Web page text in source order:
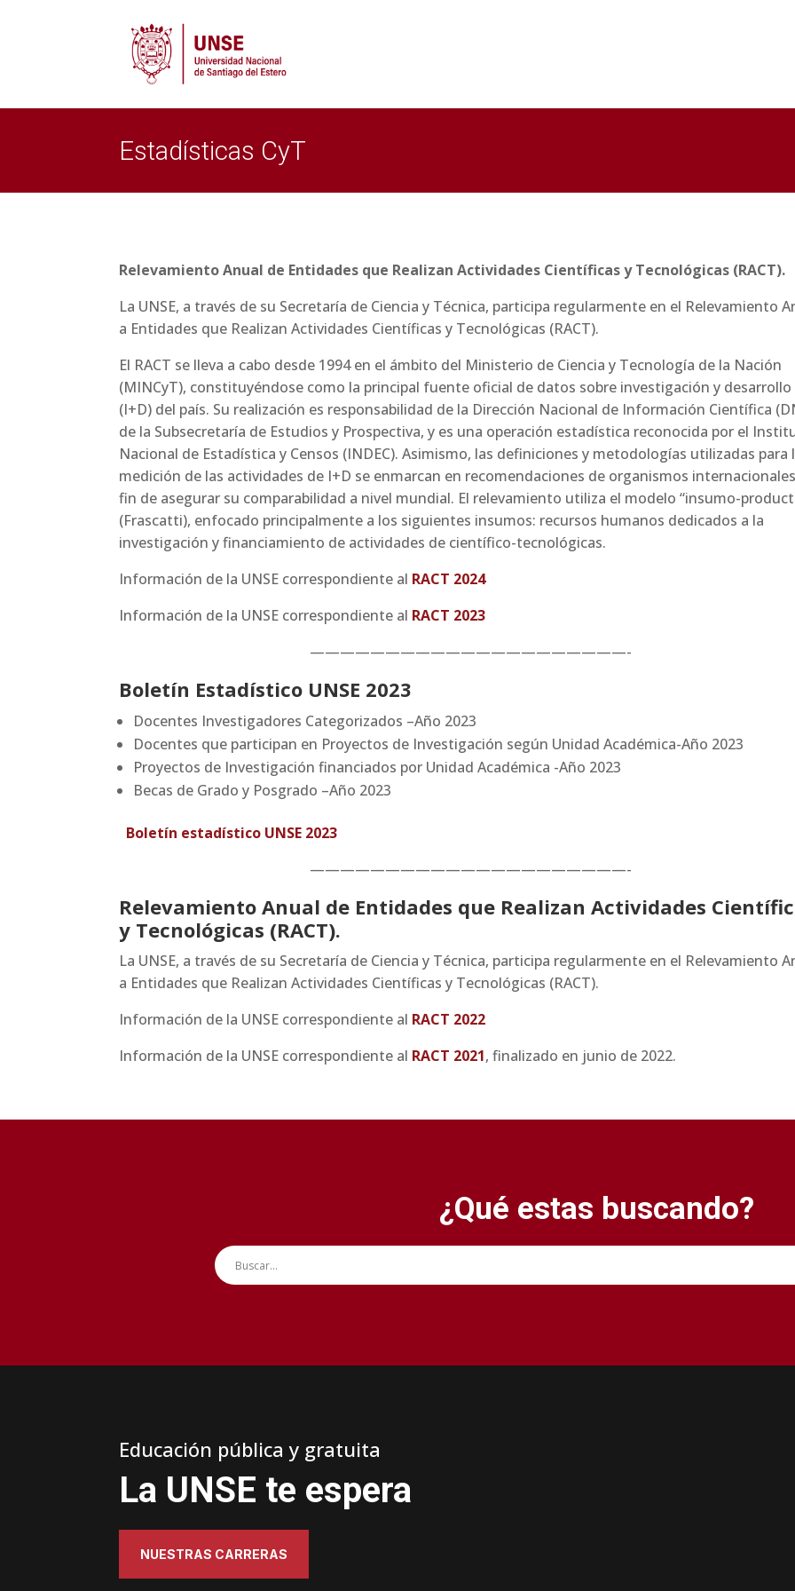
Estadísticas CyT
Relevamiento Anual de Entidades que Realizan Actividades Científicas y Tecnológicas (RACT).
La UNSE, a través de su Secretaría de Ciencia y Técnica, participa regularmente en el Relevamiento Anual
a Entidades que Realizan Actividades Científicas y Tecnológicas (RACT).
El RACT se lleva a cabo desde 1994 en el ámbito del Ministerio de Ciencia y Tecnología de la Nación
(MINCyT), constituyéndose como la principal fuente oficial de datos sobre investigación y desarrollo
(I+D) del país. Su realización es responsabilidad de la Dirección Nacional de Información Científica
de la Subsecretaría de Estudios y Prospectiva, y es una operación estadística reconocida por el
Nacional de Estadística y Censos (INDEC). Asimismo, las definiciones y metodologías utilizadas para
medición de las actividades de I+D se enmarcan en recomendaciones de organismos
fin de asegurar su comparabilidad a nivel mundial. El relevamiento utiliza el modelo “insumo-
(Frascatti), enfocado principalmente a los siguientes insumos: recursos humanos dedicados a la
investigación y financiamiento de actividades de científico-tecnológicas.
Información de la UNSE correspondiente al RACT 2024
Información de la UNSE correspondiente al RACT 2023
—————————————————————-
Boletín Estadístico UNSE 2023
Docentes Investigadores Categorizados –Año 2023
Docentes que participan en Proyectos de Investigación según Unidad Académica-Año 2023
Proyectos de Investigación financiados por Unidad Académica -Año 2023
Becas de Grado y Posgrado –Año 2023
Boletín estadístico UNSE 2023
—————————————————————-
Relevamiento Anual de Entidades que Realizan Actividades
y Tecnológicas (RACT).
La UNSE, a través de su Secretaría de Ciencia y Técnica, participa regularmente en el Relevamiento Anual
a Entidades que Realizan Actividades Científicas y Tecnológicas (RACT).
Información de la UNSE correspondiente al RACT 2022
Información de la UNSE correspondiente al RACT 2021, finalizado en junio de 2022.
¿Qué estas buscando?
Educación pública y gratuita
La UNSE te espera
NUESTRAS CARRERAS